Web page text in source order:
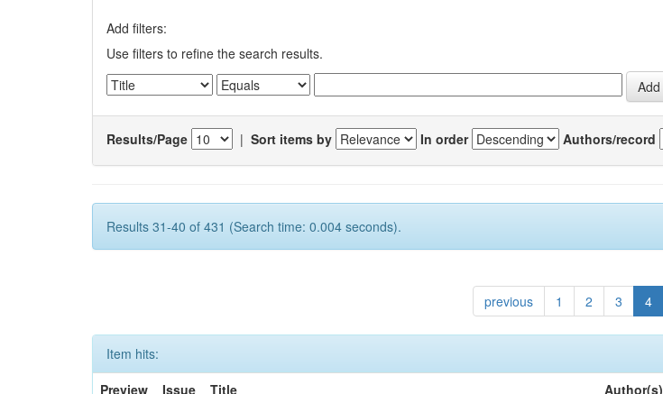
Add filters:
Use filters to refine the search results.
Results/Page | Sort items by In order Authors/record
Results 31-40 of 431 (Search time: 0.004 seconds).
previous 1 2 3 4
Item hits:
Preview
Issue
Title Author(s)